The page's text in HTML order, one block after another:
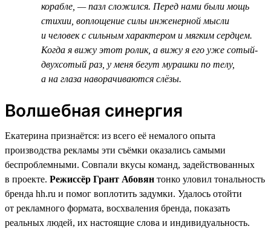
корабле, — пазл сложился. Перед нами были мощь
стихии, воплощение силы инженерной мысли
и человек с сильным характером и мягким сердцем.
Когда я вижу этот ролик, а вижу я его уже сотый-
двухсотый раз, у меня бегут мурашки по телу,
а на глаза наворачиваются слёзы.
Волшебная синергия
Екатерина признаётся: из всего её немалого опыта
производства рекламы эти съёмки оказались самыми
беспроблемными. Совпали вкусы команд, задействованных
в проекте. Режиссёр Грант Абовян тонко уловил тональность
бренда hh.ru и помог воплотить задумки. Удалось отойти
от рекламного формата, восхваления бренда, показать
реальных людей, их настоящие слова и индивидуальность.